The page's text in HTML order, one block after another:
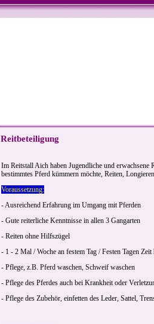
Reitbeteiligung
Im Reitstall Aich haben Jugendliche und
bestimmtes Pferd kümmern möchte, Reiten,
Voraussetzung:
- Ausreichend Erfahrung im Umgang mit Pferden
- Gute reiterliche Kenntnisse in allen 3 Gangarten
- Reiten ohne Hilfszügel
- 1 - 2 Mal / Woche an festem Tag / Festen Tagen Zeit
- Pflege, z.B. Pferd waschen, Schweif waschen
- Pflege des Pferdes auch bei Krankheit oder
- Pflege des Zubehör, einfetten des Leder, Sattel,